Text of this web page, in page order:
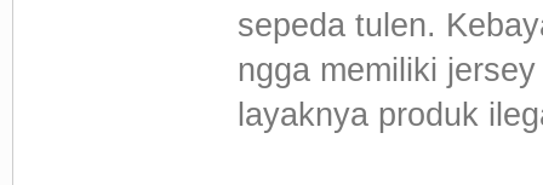
sepeda tulen.
ngga memiliki
layaknya produk